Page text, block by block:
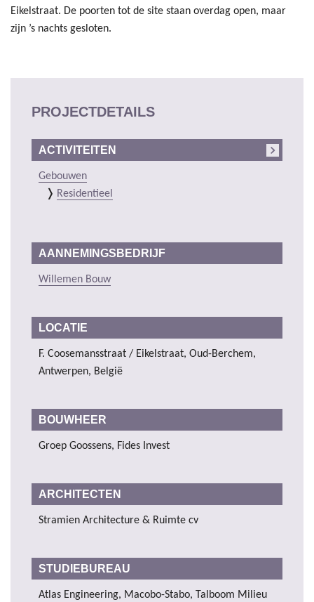
Eikelstraat. De poorten tot de site staan overdag open, maar
zijn ’s nachts gesloten.
PROJECTDETAILS
ACTIVITEITEN
Gebouwen
Residentieel
AANNEMINGSBEDRIJF
Willemen Bouw
LOCATIE
F. Coosemansstraat / Eikelstraat, Oud-Berchem,
Antwerpen, België
BOUWHEER
Groep Goossens, Fides Invest
ARCHITECTEN
Stramien Architecture & Ruimte cv
STUDIEBUREAU
Atlas Engineering, Macobo-Stabo, Talboom Milieu